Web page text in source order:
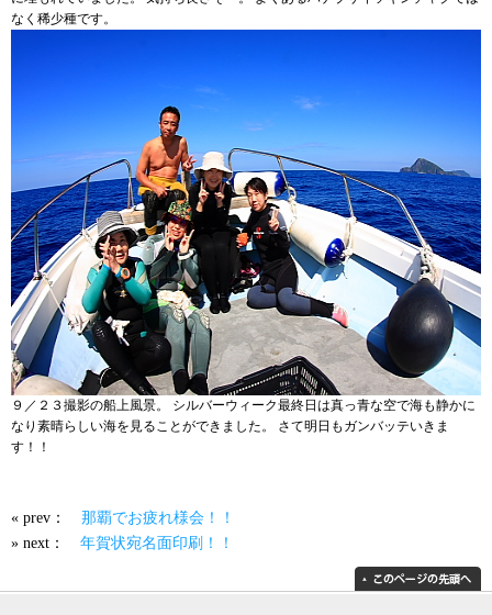
なく稀少種です。
９／２３撮影の船上風景。 シルバーウィーク最終日は真っ青な空で海も静かに
なり素晴らしい海を見ることができました。 さて明日もガンバッテいきま
す！！
« prev： 那覇でお疲れ様会！！
» next： 年賀状宛名面印刷！！